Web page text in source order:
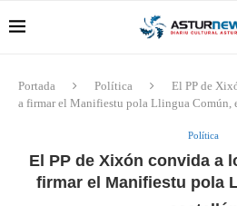
Portada Política
El PP de
a firmar el Manifiestu pola Llingua Común,
Política
El PP de Xixón convida a
firmar el Manifiestu pola